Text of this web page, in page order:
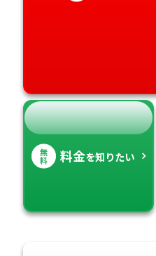
無
料 料金を知りたい